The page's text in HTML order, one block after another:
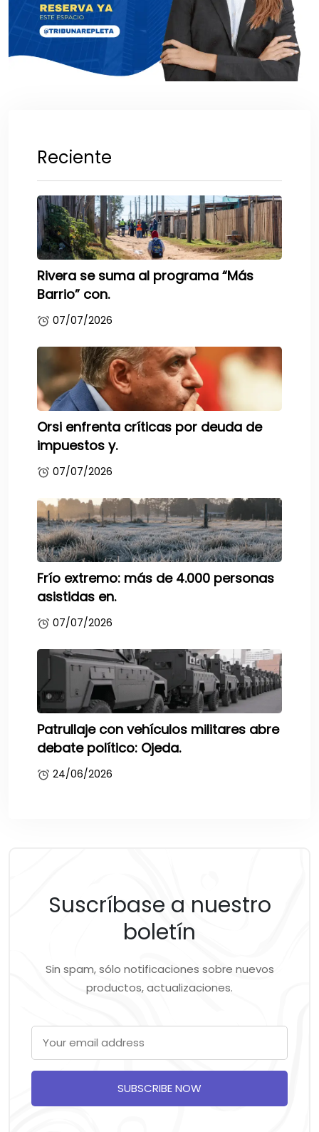
Reciente
Rivera se suma al programa “Más
Barrio” con.
07/07/2026
Orsi enfrenta críticas por deuda de
impuestos y.
07/07/2026
Frío extremo: más de 4.000 personas
asistidas en.
07/07/2026
Patrullaje con vehículos militares abre
debate político: Ojeda.
24/06/2026
Suscríbase a nuestro
boletín
Sin spam, sólo notificaciones sobre nuevos
productos, actualizaciones.
SUBSCRIBE NOW